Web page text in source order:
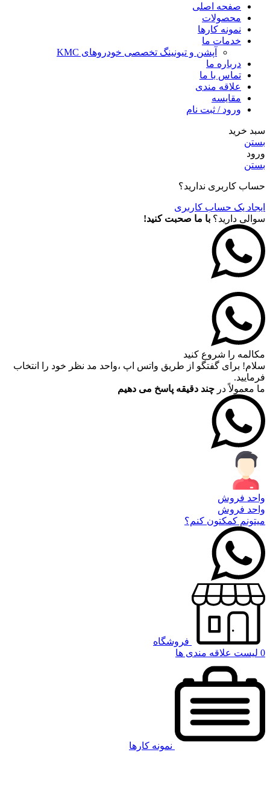
صفحه اصلی
محصولات
نمونه کارها
خدمات ما
آپشن و تیونینگ تخصصی خودروهای KMC
درباره ما
تماس با ما
علاقه مندی
مقايسه
ورود / ثبت نام
سبد خرید
بستن
ورود
بستن
حساب کاربری ندارید؟
ایجاد یک حساب کاربری
سوالی دارید؟ با ما صحبت کنید!
مکالمه را شروع کنید
سلام! برای گفتگو از طریق واتس اپ ،واحد مد نظر خود را انتخاب
فرمایید.
ما معمولاً در چند دقیقه پاسخ می دهیم
واحد فروش
واحد فروش
میتونم کمکتون کنم؟
فروشگاه
0 لیست علاقه مندی ها
نمونه کارها